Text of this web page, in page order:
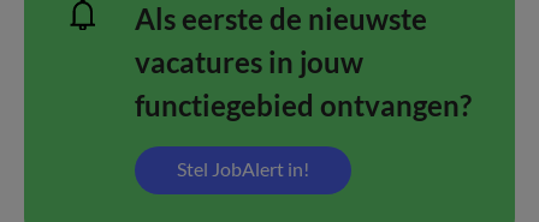
Als eerste de nieuwste
vacatures in jouw
functiegebied ontvangen?
Stel JobAlert in!